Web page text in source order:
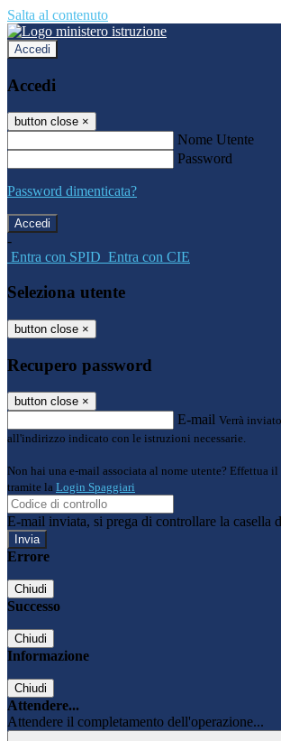
Salta al contenuto
Accedi
Accedi
button close ×
Nome Utente
Password
Password dimenticata?
-
Entra con SPID Entra con CIE
Seleziona utente
button close ×
Recupero password
button close ×
E-mail Verrà
all'indirizzo indicato con le istruzioni necessarie.
Non hai una e-mail associata al nome utente? Effettua il
tramite la Login Spaggiari
E-mail inviata, si prega di controllare la casella
Errore
Chiudi
Successo
Chiudi
Informazione
Chiudi
Attendere...
Attendere il completamento dell'operazione...